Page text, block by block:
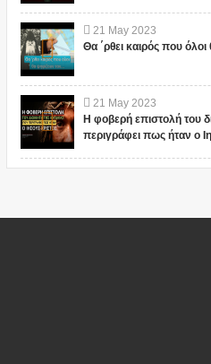
21 May 2023
Θα ΄ρθει καιρός που
21 May 2023
Η φοβερή επιστολή του
περιγράφει πως ήταν ο